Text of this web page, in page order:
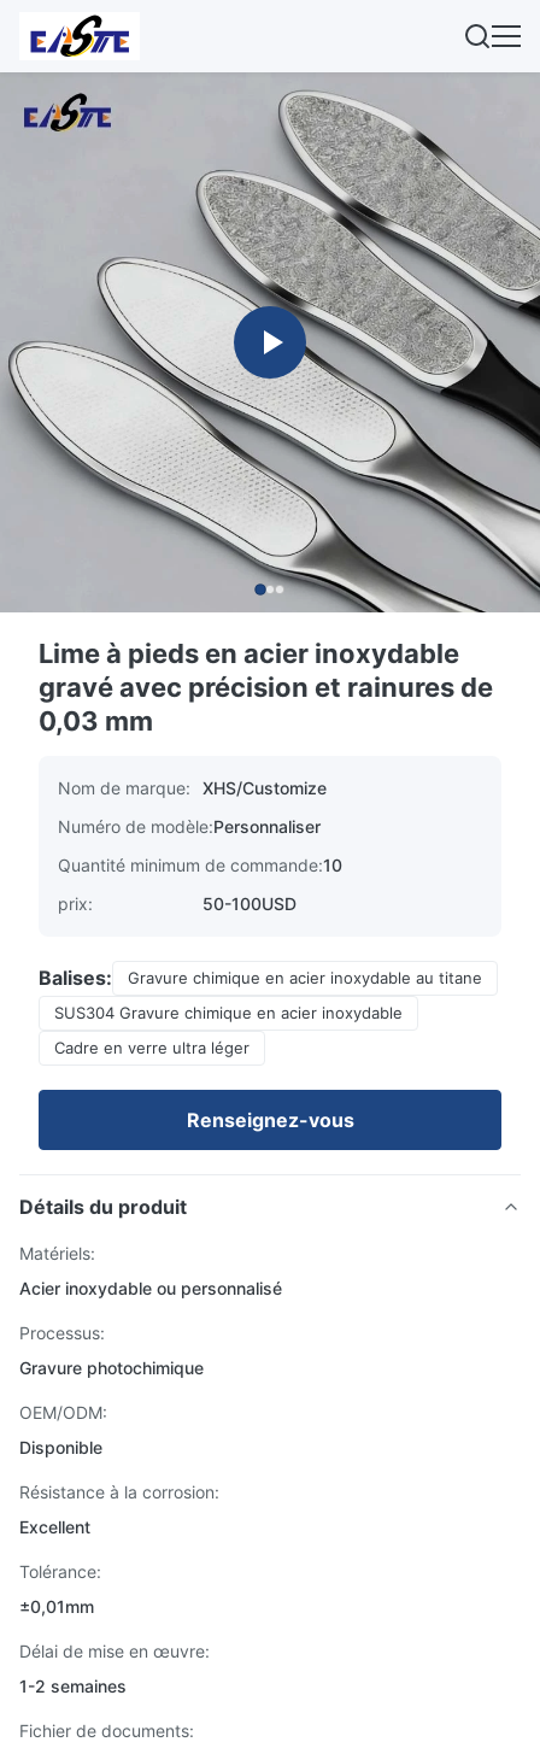
Lime à pieds en acier inoxydable
gravé avec précision et rainures de
0,03 mm
Nom de marque:
XHS/Customize
Numéro de modèle:Personnaliser
Quantité minimum de commande:10
prix:
50-100USD
Balises:
Gravure chimique en acier inoxydable au titane
SUS304 Gravure chimique en acier inoxydable
Cadre en verre ultra léger
Renseignez-vous
Détails du produit
Matériels:
Acier inoxydable ou personnalisé
Processus:
Gravure photochimique
OEM/ODM:
Disponible
Résistance à la corrosion:
Excellent
Tolérance:
±0,01mm
Délai de mise en œuvre:
1-2 semaines
Fichier de documents: